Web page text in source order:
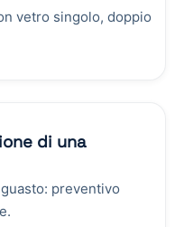
vetro singolo, doppio
di una
preventivo